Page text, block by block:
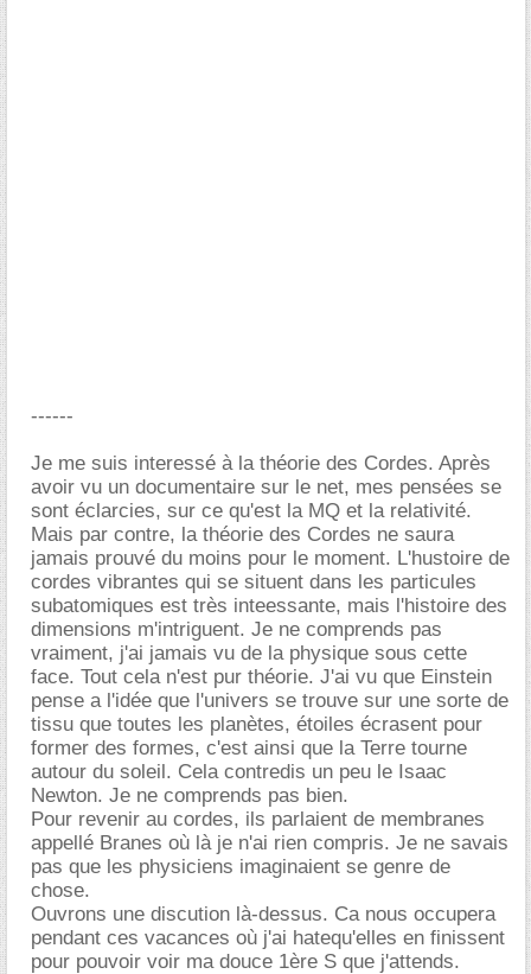
------
Je me suis interessé à la théorie des Cordes. Après
avoir vu un documentaire sur le net, mes pensées se
sont éclarcies, sur ce qu'est la MQ et la relativité.
Mais par contre, la théorie des Cordes ne saura
jamais prouvé du moins pour le moment. L'hustoire de
cordes vibrantes qui se situent dans les particules
subatomiques est très inteessante, mais l'histoire des
dimensions m'intriguent. Je ne comprends pas
vraiment, j'ai jamais vu de la physique sous cette
face. Tout cela n'est pur théorie. J'ai vu que Einstein
pense a l'idée que l'univers se trouve sur une sorte de
tissu que toutes les planètes, étoiles écrasent pour
former des formes, c'est ainsi que la Terre tourne
autour du soleil. Cela contredis un peu le Isaac
Newton. Je ne comprends pas bien.
Pour revenir au cordes, ils parlaient de membranes
appellé Branes où là je n'ai rien compris. Je ne savais
pas que les physiciens imaginaient se genre de
chose.
Ouvrons une discution là-dessus. Ca nous occupera
pendant ces vacances où j'ai hatequ'elles en finissent
pour pouvoir voir ma douce 1ère S que j'attends.